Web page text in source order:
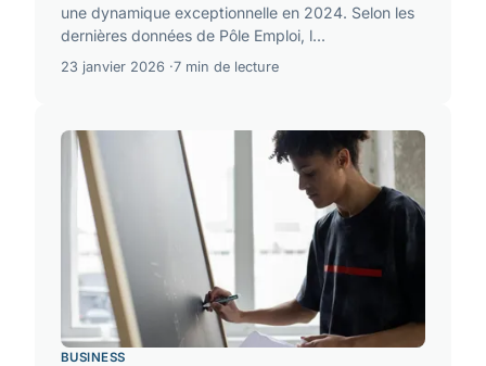
une dynamique exceptionnelle en 2024. Selon les
dernières données de Pôle Emploi, l...
23 janvier 2026 7 min de lecture
BUSINESS